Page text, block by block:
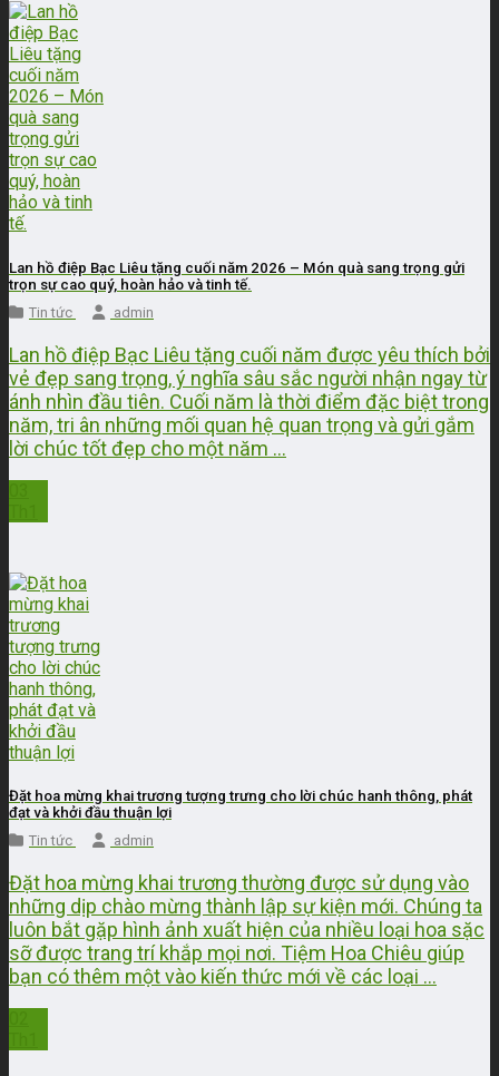
Lan hồ điệp Bạc Liêu tặng cuối năm 2026 – Món quà sang trọng gửi
trọn sự cao quý, hoàn hảo và tinh tế.
Tin tức
admin
Lan hồ điệp Bạc Liêu tặng cuối năm được yêu thích bởi
vẻ đẹp sang trọng, ý nghĩa sâu sắc người nhận ngay từ
ánh nhìn đầu tiên. Cuối năm là thời điểm đặc biệt trong
năm, tri ân những mối quan hệ quan trọng và gửi gắm
lời chúc tốt đẹp cho một năm ...
Đặt hoa mừng khai trương tượng trưng cho lời chúc hanh thông, phát
đạt và khởi đầu thuận lợi
Tin tức
admin
Đặt hoa mừng khai trương thường được sử dụng vào
những dịp chào mừng thành lập sự kiện mới. Chúng ta
luôn bắt gặp hình ảnh xuất hiện của nhiều loại hoa sặc
sỡ được trang trí khắp mọi nơi. Tiệm Hoa Chiêu giúp
bạn có thêm một vào kiến thức mới về các loại ...